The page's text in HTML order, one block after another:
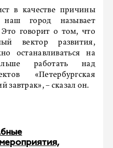
в качестве причины
город называет
говорит о том, что
вектор развития,
останавливаться на
работать над
«Петербургская
завтрак», – сказал он.